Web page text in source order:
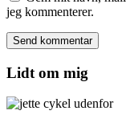
jeg kommenterer.
Lidt om mig